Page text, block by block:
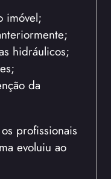
imóvel;
hidráulicos;
da
profissionais
evoluiu ao